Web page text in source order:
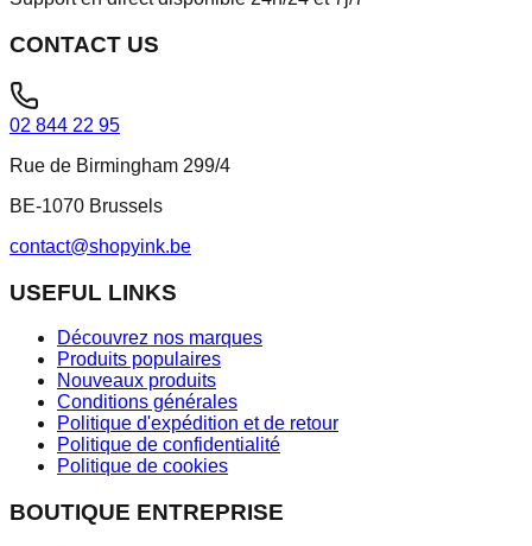
CONTACT US
02 844 22 95
Rue de Birmingham 299/4
BE-1070 Brussels
contact@shopyink.be
USEFUL LINKS
Découvrez nos marques
Produits populaires
Nouveaux produits
Conditions générales
Politique d'expédition et de retour
Politique de confidentialité
Politique de cookies
BOUTIQUE ENTREPRISE